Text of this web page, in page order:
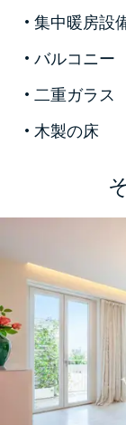
らは、チンク
が楽しめます。
リビングエ
明るくバラン
ッチンと繋
20平方メー
のに十分な
寝室エリアは
中心に、 そ
す。うち1
スルームは
ーと柔軟性
の流れを妨
集中暖房設
バルコニー
二重ガラス
木製の床